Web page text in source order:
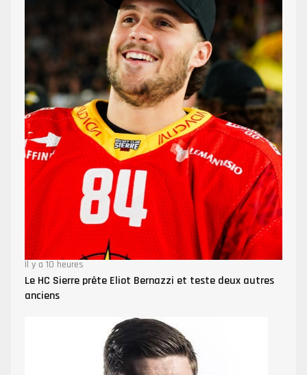
Il y a 10 heures
Le HC Sierre prête Eliot Bernazzi et teste deux autres
anciens